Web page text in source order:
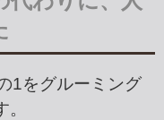
1をグルーミング